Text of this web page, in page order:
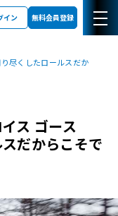
イン 無料会員登録
尽くしたロールスだか
ス ゴース
だからこそで